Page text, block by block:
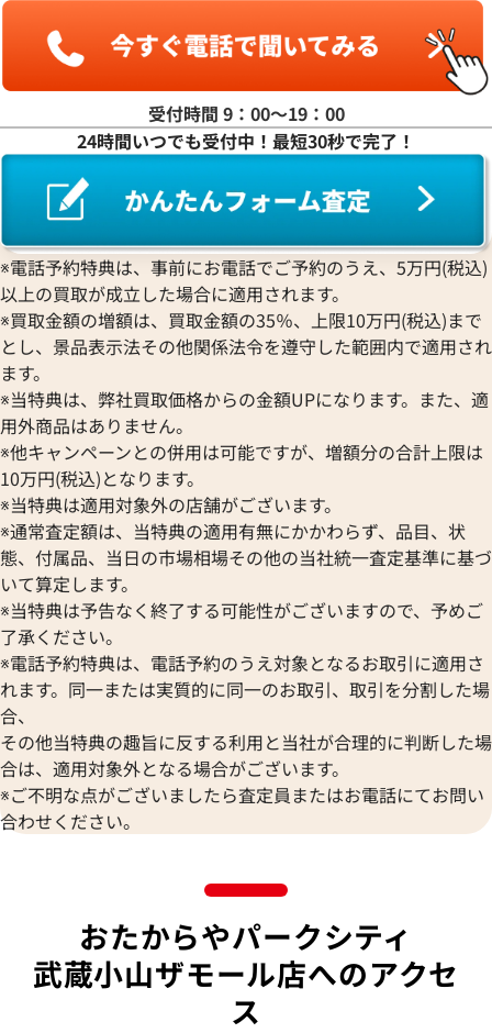
受付時間 9：00〜19：00
24時間いつでも受付中！最短30秒で完了！
※電話予約特典は、事前にお電話でご予約のうえ、5万円(税込)
以上の買取が成立した場合に適用されます。
※買取金額の増額は、買取金額の35％、上限10万円(税込)まで
とし、景品表示法その他関係法令を遵守した範囲内で適用され
ます。
※当特典は、弊社買取価格からの金額UPになります。また、適
用外商品はありません。
※他キャンペーンとの併用は可能ですが、増額分の合計上限は
10万円(税込)となります。
※当特典は適用対象外の店舗がございます。
※通常査定額は、当特典の適用有無にかかわらず、品目、状
態、付属品、当日の市場相場その他の当社統一査定基準に基づ
いて算定します。
※当特典は予告なく終了する可能性がございますので、予めご
了承ください。
※電話予約特典は、電話予約のうえ対象となるお取引に適用さ
れます。同一または実質的に同一のお取引、取引を分割した場
合、
その他当特典の趣旨に反する利用と当社が合理的に判断した場
合は、適用対象外となる場合がございます。
※ご不明な点がございましたら査定員またはお電話にてお問い
合わせください。
おたからやパークシティ
武蔵小山ザモール店へのアクセ
ス